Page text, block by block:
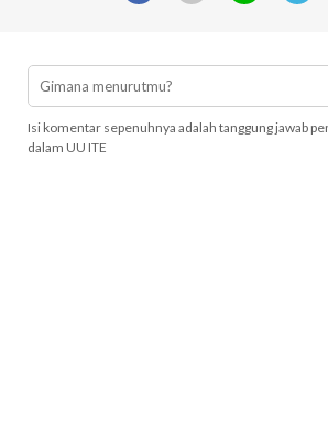
Isi komentar sepenuhnya adalah tanggung jawab
dalam UU ITE